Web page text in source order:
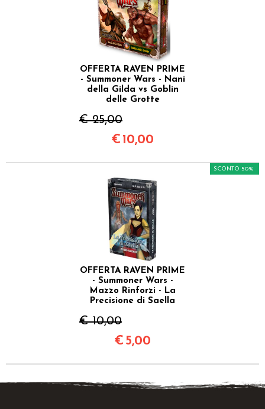
OFFERTA RAVEN PRIME
- Summoner Wars - Nani
della Gilda vs Goblin
delle Grotte
€ 25,00
€ 10,00
OFFERTA RAVEN PRIME
- Summoner Wars -
Mazzo Rinforzi - La
Precisione di Saella
€ 10,00
SCONTO 50%
€ 5,00